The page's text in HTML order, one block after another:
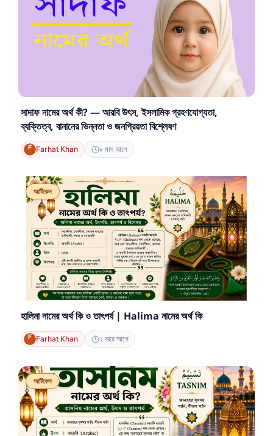
সাদাফ নামের অর্থ কী? — আরবি উৎস, ইসলামিক গ্রহণযোগ্যতা,
ব্যক্তিত্ব, বানানের ভিন্নতা ও জনপ্রিয়তা বিশ্লেষণ
Farhat Khan ৮ মাস আগে
আর্টিকেল
হালিমা নামের অর্থ কি ও তাৎপর্য | Halima নামের অর্থ কি
Farhat Khan ২ বছর আগে
আর্টিকেল